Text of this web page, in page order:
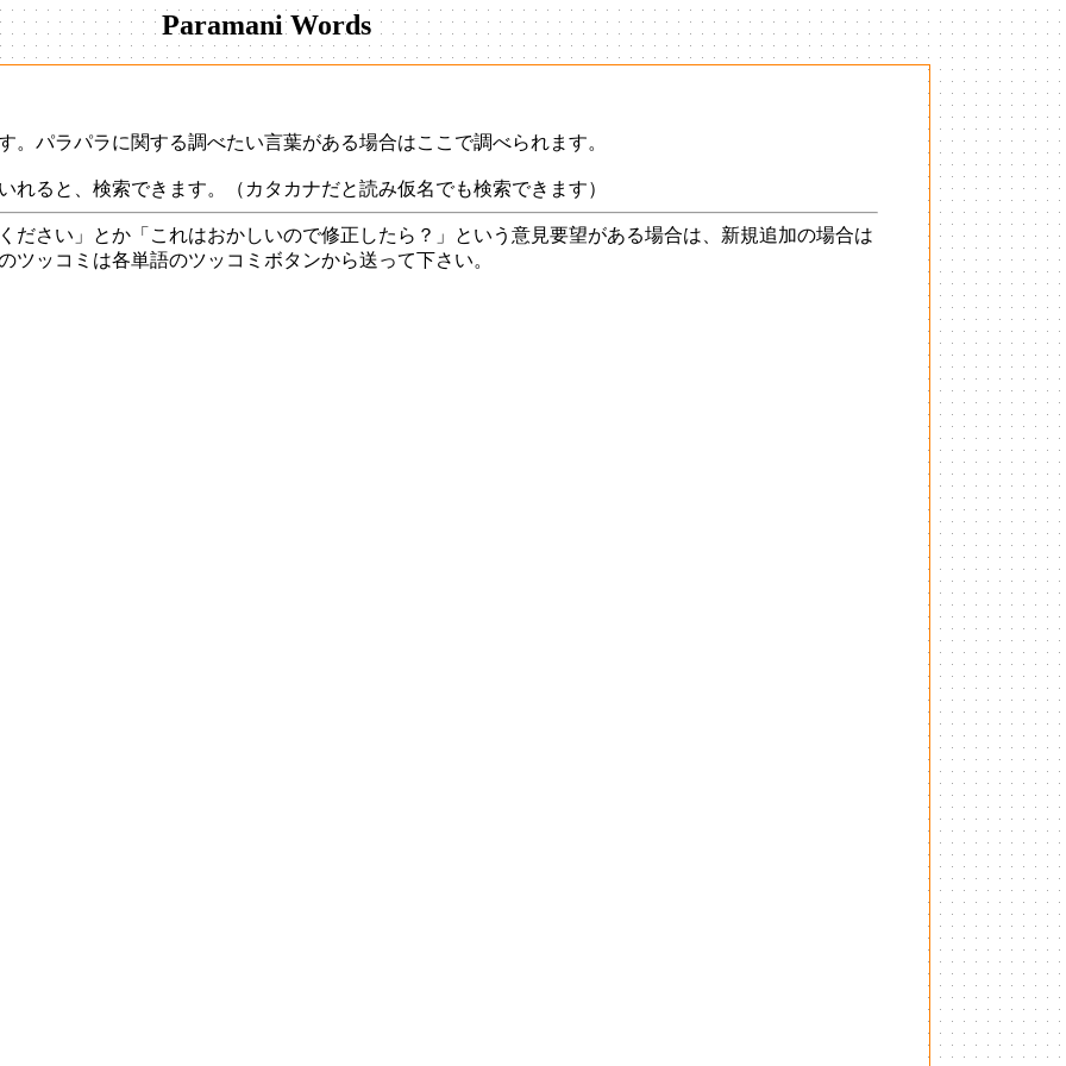
Paramani Words
パラパラに関する調べたい言葉がある場合はここで調べられます。
ると、検索できます。（カタカナだと読み仮名でも検索できます）
ださい」とか「これはおかしいので修正したら？」という意見要望がある場合は、新規追加の場合は
ツッコミは各単語のツッコミボタンから送って下さい。